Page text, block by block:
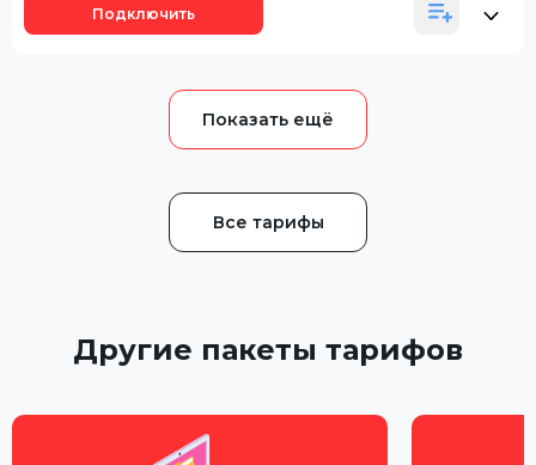
Подключить
Все тарифы
Другие пакеты тарифов